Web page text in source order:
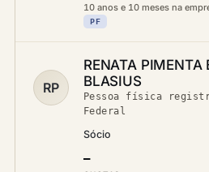
10 anos e 10 meses na
PF
RP
RENATA PIMENTA
BLASIUS
Pessoa física
Federal
Sócio
—